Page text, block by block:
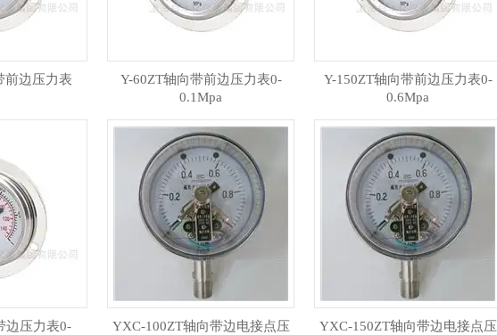
前边压力表
Y-60ZT轴向带前边压力表0-
0.1Mpa
Y-150ZT轴向带前边压力表0-
0.6Mpa
边压力表0-
YXC-100ZT轴向带边电接点压
YXC-150ZT轴向带边电接点压